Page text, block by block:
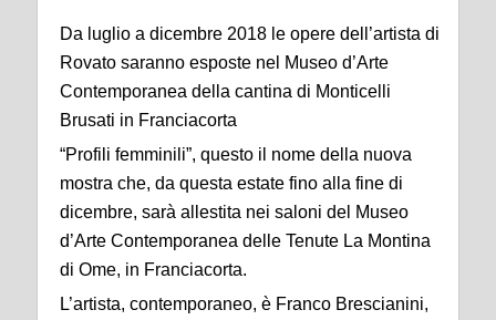
Da luglio a dicembre 2018 le opere dell’artista di
Rovato saranno esposte nel Museo d’Arte
Contemporanea della cantina di Monticelli
Brusati in Franciacorta
“Profili femminili”, questo il nome della nuova
mostra che, da questa estate fino alla fine di
dicembre, sarà allestita nei saloni del Museo
d’Arte Contemporanea delle Tenute La Montina
di Ome, in Franciacorta.
L’artista, contemporaneo, è Franco Brescianini,